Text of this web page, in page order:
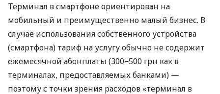
Терминал в смартфоне ориентирован на
мобильный и преимущественно малый бизнес. В
случае использования собственного устройства
(смартфона) тариф на услугу обычно не содержит
ежемесячной абонплаты (300−500 грн как в
терминалах, предоставляемых банками) —
поэтому с точки зрения расходов «терминал в